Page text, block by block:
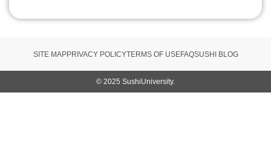
SITE MAPPRIVACY POLICYTERMS OF USEFAQSUSHI BLOG
© 2025 SushiUniversity.